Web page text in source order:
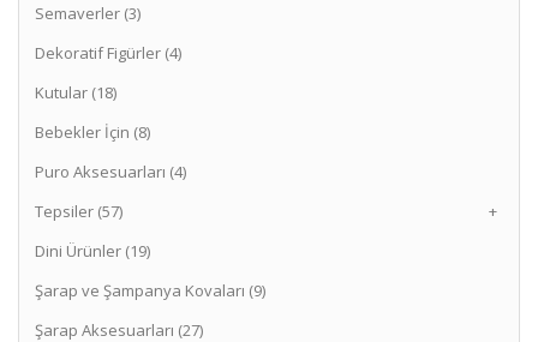
Semaverler (3)
Dekoratif Figürler (4)
Kutular (18)
Bebekler İçin (8)
Puro Aksesuarları (4)
Tepsiler (57)
+
Dini Ürünler (19)
Şarap ve Şampanya Kovaları (9)
Şarap Aksesuarları (27)